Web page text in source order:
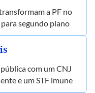
a PF no
segundo plano
com um CNJ
e um STF imune